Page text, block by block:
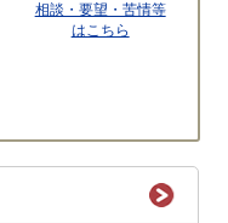
相談・要望・苦情等
はこちら